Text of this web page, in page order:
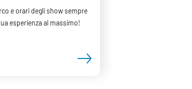
e orari degli show sempre
esperienza al massimo!